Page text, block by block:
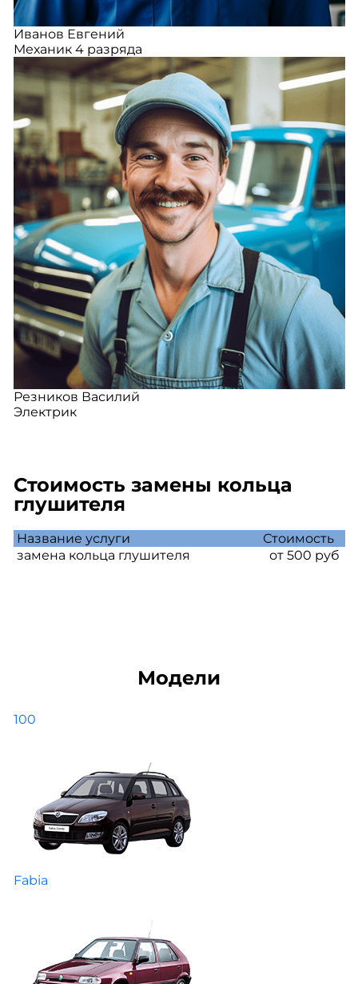
Иванов Евгений
Механик 4 разряда
Резников Василий
Электрик
Стоимость замены кольца
глушителя
Название услуги
Стоимость
замена кольца глушителя
от 500 руб
Модели
100
Fabia